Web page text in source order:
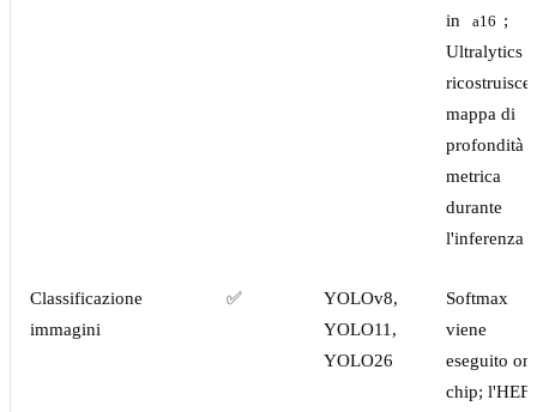
in a16 ;
Ultralytics
ricostruisce
mappa di
profondità
metrica
durante
l'inferenza
Classificazione
immagini
✅
YOLOv8,
YOLO11,
YOLO26
Softmax
viene
eseguito on-
chip; l'HEF